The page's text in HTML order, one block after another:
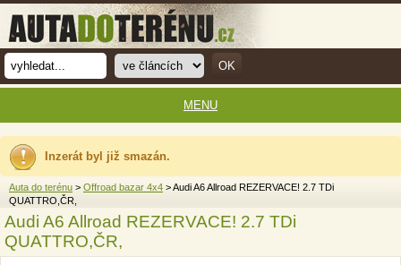
Inzerát byl již smazán.
Auta do terénu > Offroad bazar 4x4 > Audi A6 Allroad REZERVACE! 2.7 TDi
QUATTRO,ČR,
Audi A6 Allroad REZERVACE! 2.7 TDi
QUATTRO,ČR,
MENU